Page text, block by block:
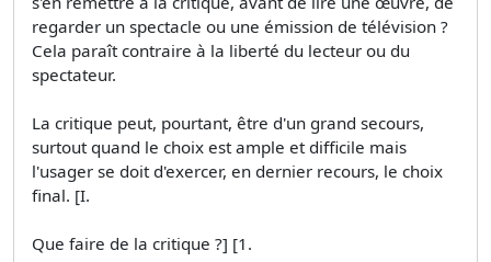
regarder un spectacle ou une émission de télévision ?
Cela paraît contraire à la liberté du lecteur ou du
spectateur.
La critique peut, pourtant, être d'un grand secours,
surtout quand le choix est ample et difficile mais
l'usager se doit d'exercer, en dernier recours, le choix
final. [I.
Que faire de la critique ?] [1.